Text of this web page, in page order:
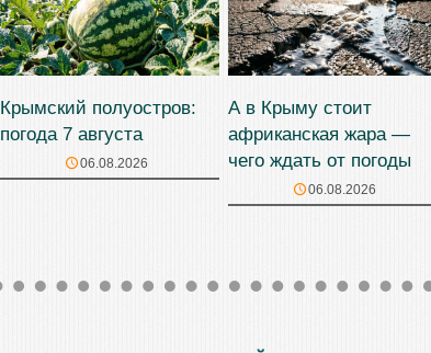
Крымский полуостров:
погода 7 августа
06.08.2026
А в Крыму стоит
африканская жара —
чего ждать от погоды
06.08.2026